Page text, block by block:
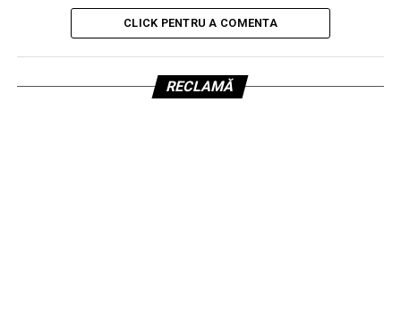
CLICK PENTRU A COMENTA
RECLAMĂ